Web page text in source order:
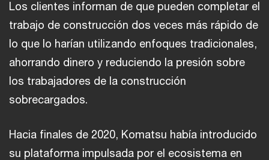
Los clientes informan de que pueden completar el
trabajo de construcción dos veces más rápido de
lo que lo harían utilizando enfoques tradicionales,
ahorrando dinero y reduciendo la presión sobre
los trabajadores de la construcción
sobrecargados.
Hacia finales de 2020, Komatsu había introducido
su plataforma impulsada por el ecosistema en